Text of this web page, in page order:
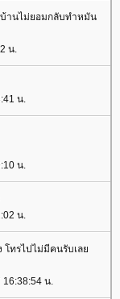
านไม่ยอมกลับทำหมัน
น.
น.
น.
น.
โทรไปไม่มีคนรับเล
น.